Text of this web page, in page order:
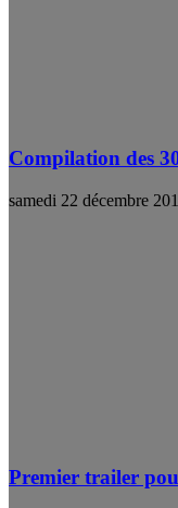
Compilation des
samedi 22 décembre
Premier trailer